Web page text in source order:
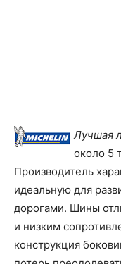
Лучшая
около 5
Производитель
идеальную для
дорогами. Шины
и низким
конструкция